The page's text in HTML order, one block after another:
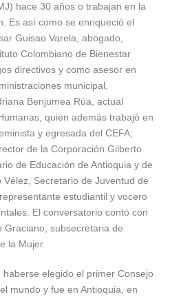
hace 30 años o trabajan en la
Es así como se enriqueció el
Guisao Varela, abogado,
Colombiano de Bienestar
directivos y como asesor en
municipal,
Benjumea Rúa, actual
quien además trabajó en
y egresada del CEFA;
de la Corporación Gilberto
de Educación de Antioquia y de
Secretario de Juventud de
estudiantil y vocero
El conversatorio contó con
Graciano, subsecretaria de
la Mujer.
elegido el primer Consejo
mundo y fue en Antioquia, en